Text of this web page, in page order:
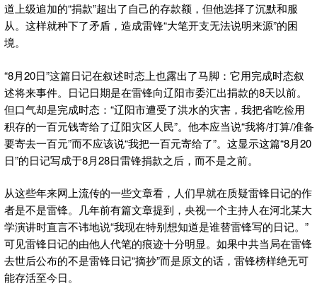
道上级追加的“捐款”超出了自己的存款额，但他选择了沉默和服
从。这样就种下了矛盾，造成雷锋“大笔开支无法说明来源”的困
境。
“8月20日”这篇日记在叙述时态上也露出了马脚：它用完成时态叙
述将来事件。日记日期是在雷锋向辽阳市委汇出捐款的8天以前。
但口气却是完成时态：“辽阳市遭受了洪水的灾害，我把省吃俭用
积存的一百元钱寄给了辽阳灾区人民”。他本应当说“我将/打算/准备
要寄去一百元”而不应该说“我把一百元寄给了”。这显示这篇“8月20
日”的日记写成于8月28日雷锋捐款之后，而不是之前。
从这些年来网上流传的一些文章看，人们早就在质疑雷锋日记的作
者是不是雷锋。几年前有篇文章提到，央视一个主持人在河北某大
学演讲时直言不讳地说“我现在特别想知道是谁替雷锋写的日记。”
可见雷锋日记的由他人代笔的痕迹十分明显。如果中共当局在雷锋
去世后公布的不是雷锋日记“摘抄”而是原文的话，雷锋榜样绝无可
能存活至今日。